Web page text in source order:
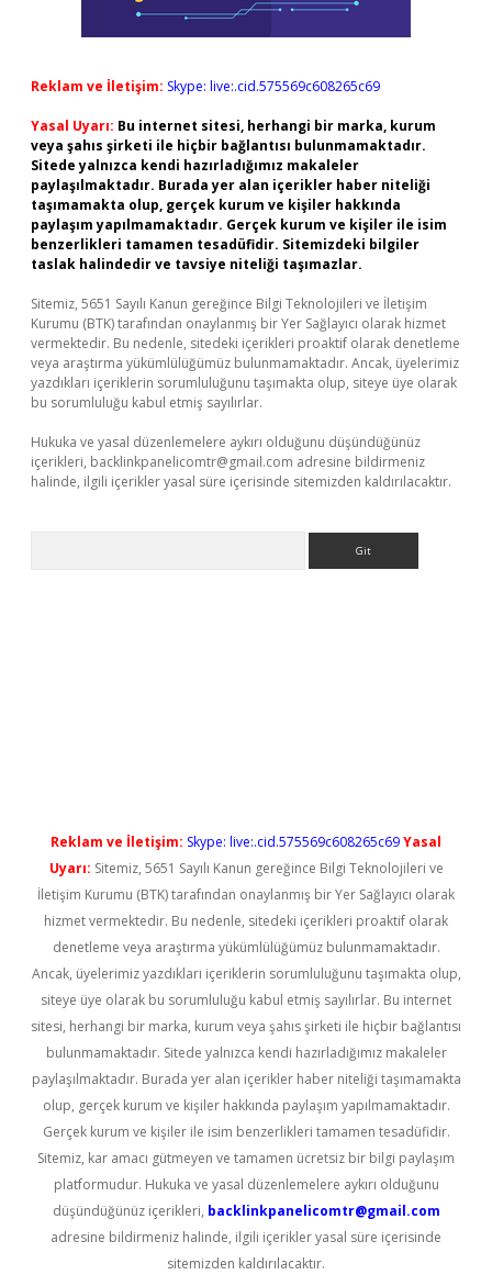
Reklam ve İletişim: Skype: live:.cid.575569c608265c69
Yasal Uyarı: Bu internet sitesi, herhangi bir marka, kurum
veya şahıs şirketi ile hiçbir bağlantısı bulunmamaktadır.
Sitede yalnızca kendi hazırladığımız makaleler
paylaşılmaktadır. Burada yer alan içerikler haber niteliği
taşımamakta olup, gerçek kurum ve kişiler hakkında
paylaşım yapılmamaktadır. Gerçek kurum ve kişiler ile isim
benzerlikleri tamamen tesadüfidir. Sitemizdeki bilgiler
taslak halindedir ve tavsiye niteliği taşımazlar.
Sitemiz, 5651 Sayılı Kanun gereğince Bilgi Teknolojileri ve İletişim
Kurumu (BTK) tarafından onaylanmış bir Yer Sağlayıcı olarak hizmet
vermektedir. Bu nedenle, sitedeki içerikleri proaktif olarak denetleme
veya araştırma yükümlülüğümüz bulunmamaktadır. Ancak, üyelerimiz
yazdıkları içeriklerin sorumluluğunu taşımakta olup, siteye üye olarak
bu sorumluluğu kabul etmiş sayılırlar.
Hukuka ve yasal düzenlemelere aykırı olduğunu düşündüğünüz
içerikleri, backlinkpanelicomtr@gmail.com adresine bildirmeniz
halinde, ilgili içerikler yasal süre içerisinde sitemizden kaldırılacaktır.
Reklam ve İletişim: Skype: live:.cid.575569c608265c69Yasal
Uyarı: Sitemiz, 5651 Sayılı Kanun gereğince Bilgi Teknolojileri ve
İletişim Kurumu (BTK) tarafından onaylanmış bir Yer Sağlayıcı olarak
hizmet vermektedir. Bu nedenle, sitedeki içerikleri proaktif olarak
denetleme veya araştırma yükümlülüğümüz bulunmamaktadır.
Ancak, üyelerimiz yazdıkları içeriklerin sorumluluğunu taşımakta olup,
siteye üye olarak bu sorumluluğu kabul etmiş sayılırlar. Bu internet
sitesi, herhangi bir marka, kurum veya şahıs şirketi ile hiçbir bağlantısı
bulunmamaktadır. Sitede yalnızca kendi hazırladığımız makaleler
paylaşılmaktadır. Burada yer alan içerikler haber niteliği taşımamakta
olup, gerçek kurum ve kişiler hakkında paylaşım yapılmamaktadır.
Gerçek kurum ve kişiler ile isim benzerlikleri tamamen tesadüfidir.
Sitemiz, kar amacı gütmeyen ve tamamen ücretsiz bir bilgi paylaşım
platformudur. Hukuka ve yasal düzenlemelere aykırı olduğunu
düşündüğünüz içerikleri, backlinkpanelicomtr@gmail.com
adresine bildirmeniz halinde, ilgili içerikler yasal süre içerisinde
sitemizden kaldırılacaktır.